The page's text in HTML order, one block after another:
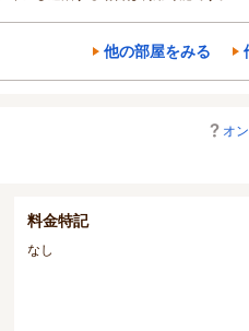
他の部屋をみる
オ
料金特記
なし